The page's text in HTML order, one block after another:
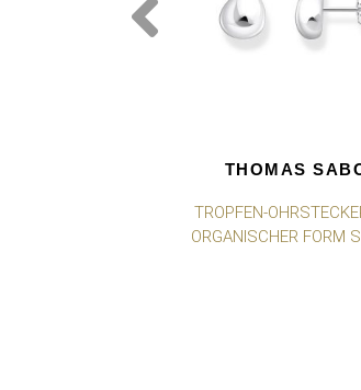
THOMAS
TROPFEN-
ORGANISCHER FORM